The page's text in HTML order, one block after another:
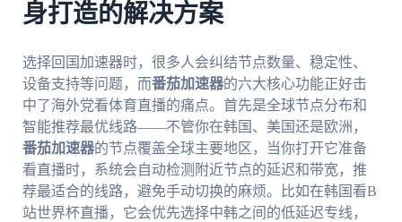
身打造的解决方案
选择回国加速器时，很多人会纠结节点数量、稳定性、
设备支持等问题，而番茄加速器的六大核心功能正好击
中了海外党看体育直播的痛点。首先是全球节点分布和
智能推荐最优线路——不管你在韩国、美国还是欧洲，
番茄加速器的节点覆盖全球主要地区，当你打开它准备
看直播时，系统会自动检测附近节点的延迟和带宽，推
荐最适合的线路，避免手动切换的麻烦。比如在韩国看B
站世界杯直播，它会优先选择中韩之间的低延迟专线，